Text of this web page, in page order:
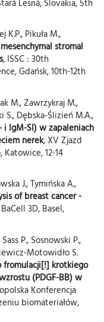
K.P., Pikuła M.,
stromal
, ISSC : 30th
Gdańsk, 10th-12th
M., Zawrzykraj M.,
S., Dębska-Ślizień M.A.,
i IgM-SI) w zapaleniach
nerek, XV Zjazd
12-14
J., Tymińska A.,
of breast cancer -
3D, Basel,
P., Sosnowski P.,
Motowidło S.
fromulacji[!] krotkiego
(PDGF-BB) w
Konferencja
biomateriałów,